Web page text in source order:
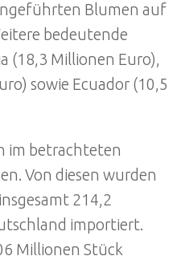
Blumen auf
bedeutende
(18,3 Millionen Euro),
sowie Ecuador (10,5
im betrachteten
Von diesen wurden
214,2
importiert.
Millionen Stück